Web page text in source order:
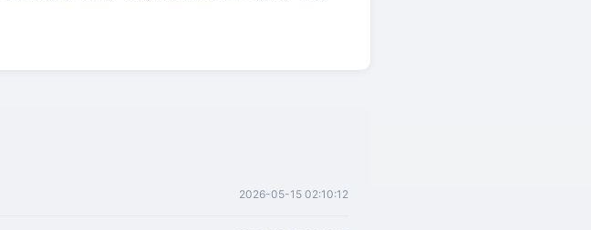
2026-05-15 02:10:12